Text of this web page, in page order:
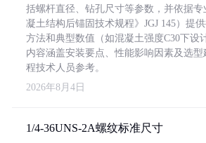
括螺杆直径、钻孔尺寸等参数，并依据
凝土结构后锚固技术规程》JGJ 145）提
方法和典型数值（如混凝土强度C30下设
内容涵盖安装要点、性能影响因素及选
程技术人员参考。
2026年8月4日
1/4-36UNS-2A螺纹标准尺寸